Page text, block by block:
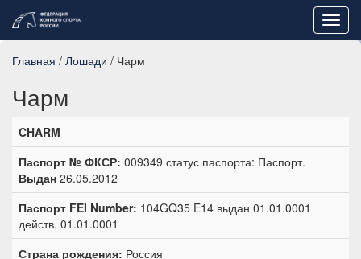
Главная / Лошади / Чарм
Чарм
CHARM
Паспорт № ФКСР: 009349 статус паспорта: Паспорт.
Выдан 26.05.2012
Паспорт FEI Number: 104GQ35 E14 выдан 01.01.0001
действ. 01.01.0001
Страна рождения: Россия